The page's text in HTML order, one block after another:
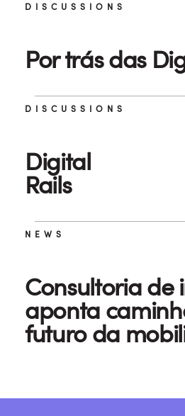
DISCUSSIONS
Por trás das
DISCUSSIONS
Digital
Rails
NEWS
Consultoria de
aponta
futuro da